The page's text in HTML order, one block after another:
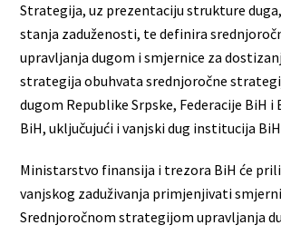
Strategija, uz prezentaciju strukture
stanja zaduženosti, te definira
upravljanja dugom i smjernice za
strategija obuhvata srednjoročne
dugom Republike Srpske, Federacije BiH
BiH, uključujući i vanjski dug institucija
Ministarstvo finansija i trezora BiH će
vanjskog zaduživanja primjenjivati
Srednjoročnom strategijom upravljanja